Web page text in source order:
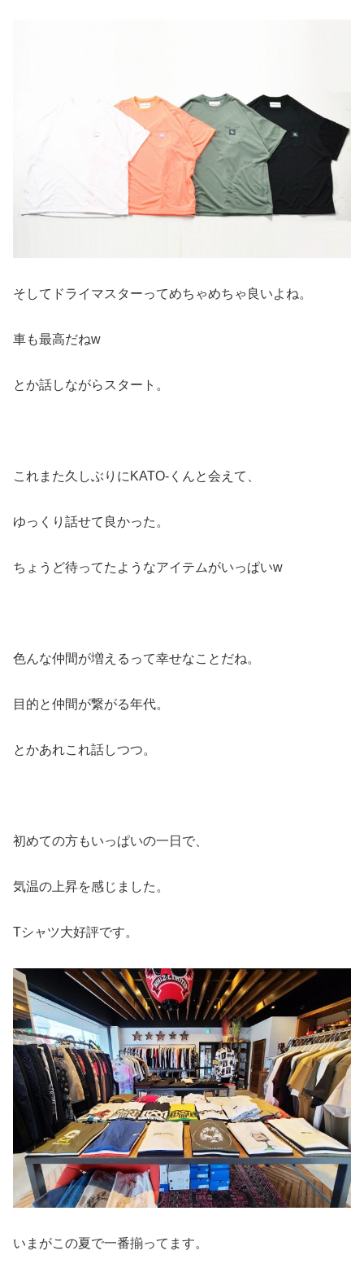
そしてドライマスターってめちゃめちゃ良いよね。
車も最高だねw
とか話しながらスタート。
これまた久しぶりにKATO-くんと会えて、
ゆっくり話せて良かった。
ちょうど待ってたようなアイテムがいっぱいw
色んな仲間が増えるって幸せなことだね。
目的と仲間が繋がる年代。
とかあれこれ話しつつ。
初めての方もいっぱいの一日で、
気温の上昇を感じました。
Tシャツ大好評です。
いまがこの夏で一番揃ってます。